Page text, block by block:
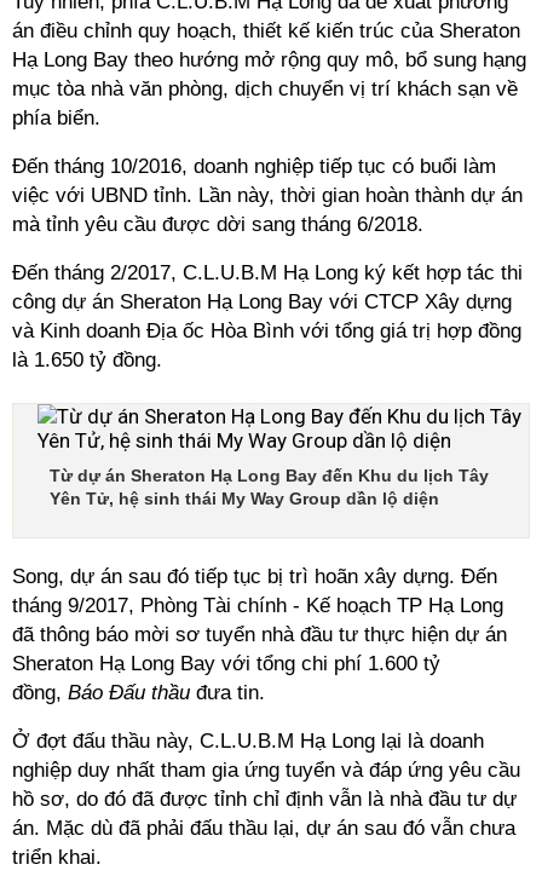
án điều chỉnh quy hoạch, thiết kế kiến trúc của Sheraton
Hạ Long Bay theo hướng mở rộng quy mô, bổ sung hạng
mục tòa nhà văn phòng, dịch chuyển vị trí khách sạn về
phía biển.
Đến tháng 10/2016, doanh nghiệp tiếp tục có buổi làm
việc với UBND tỉnh. Lần này, thời gian hoàn thành dự án
mà tỉnh yêu cầu được dời sang tháng 6/2018.
Đến tháng 2/2017, C.L.U.B.M Hạ Long ký kết hợp tác thi
công dự án Sheraton Hạ Long Bay với CTCP Xây dựng
và Kinh doanh Địa ốc Hòa Bình với tổng giá trị hợp đồng
là 1.650 tỷ đồng.
Từ dự án Sheraton Hạ Long Bay đến Khu du lịch Tây
Yên Tử, hệ sinh thái My Way Group dần lộ diện
Song, dự án sau đó tiếp tục bị trì hoãn xây dựng. Đến
tháng 9/2017, Phòng Tài chính - Kế hoạch TP Hạ Long
đã thông báo mời sơ tuyển nhà đầu tư thực hiện dự án
Sheraton Hạ Long Bay với tổng chi phí 1.600 tỷ
đồng, Báo Đấu thầu đưa tin.
Ở đợt đấu thầu này, C.L.U.B.M Hạ Long lại là doanh
nghiệp duy nhất tham gia ứng tuyển và đáp ứng yêu cầu
hồ sơ, do đó đã được tỉnh chỉ định vẫn là nhà đầu tư dự
án. Mặc dù đã phải đấu thầu lại, dự án sau đó vẫn chưa
triển khai.